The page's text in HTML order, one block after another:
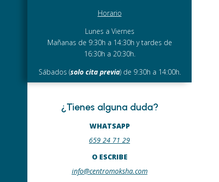
Horario
Lunes a Viernes
Mañanas de 9:30h a 14:30h y tardes de
16:30h a 20:30h.
Sábados (solo cita previa) de 9:30h a 14:00h.
¿Tienes alguna duda?
WHATSAPP
659 24 71 29
O ESCRIBE
info@centromoksha.com